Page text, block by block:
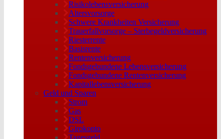
Risikolebensversicherung
Altersvorsorge
Schwere Krankheiten Versicherung
Trauerfallvorsorge – Sterbegeldversicherung
Riesterrente
Basisrente
Rentenversicherung
Fondsgebundene Lebensversicherung
Fondsgebundene Rentenversicherung
Kapitallebensversicherung
Geld und Sparen
Strom
Gas
DSL
Girokonto
Tagesgeld